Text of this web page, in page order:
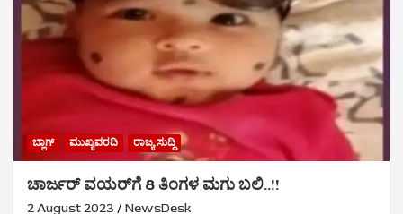
ಬ್ಲಾಗ್ ಮುಖ್ಯವರದಿ ರಾಜ್ಯ ಸುದ್ದಿ
ಚಾರ್ಜರ್ ವಯರ್‌ಗೆ 8 ತಿಂಗಳ ಮಗು ಬಲಿ..!!
2 August 2023 NewsDesk